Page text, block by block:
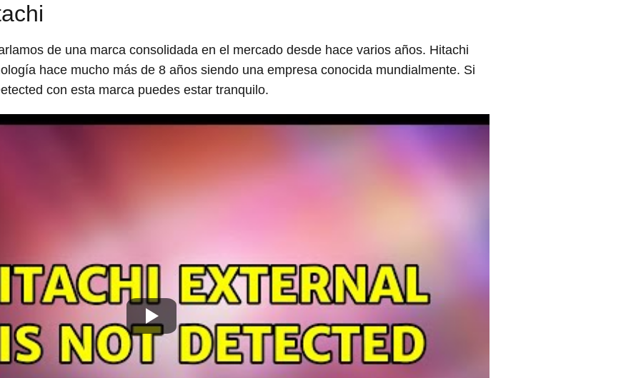
de una marca consolidada en el mercado desde hace varios años. Hitachi
hace mucho más de 8 años siendo una empresa conocida mundialmente. Si
con esta marca puedes estar tranquilo.